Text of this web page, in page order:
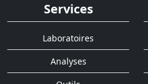
Services
Laboratoires
Analyses